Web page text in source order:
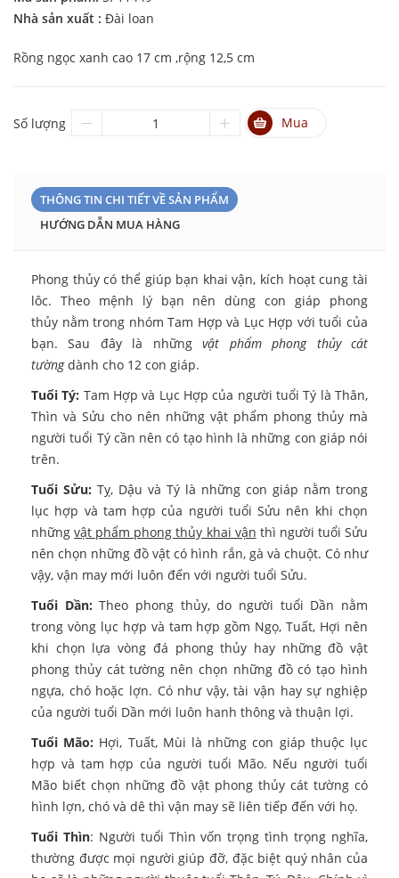
Nhà sản xuất : Đài loan
Rồng ngọc xanh cao 17 cm ,rộng 12,5 cm
Số lượng Mua
THÔNG TIN CHI TIẾT VỀ SẢN PHẨM
HƯỚNG DẪN MUA HÀNG
Phong thủy có thể giúp bạn khai vận, kích hoạt cung tài
lôc. Theo mệnh lý bạn nên dùng con giáp phong
thủy nằm trong nhóm Tam Hợp và Lục Hợp với tuổi của
bạn. Sau đây là nhữngvật phẩm phong thủy cát
tườngdành cho 12 con giáp.
Tuổi Tý: Tam Hợp và Lục Hợp của người tuổi Tý là Thân,
Thìn và Sửu cho nên những vật phẩm phong thủy mà
người tuổi Tý cần nên có tạo hình là những con giáp nói
trên.
Tuổi Sửu: Tỵ, Dậu và Tý là những con giáp nằm trong
lục hợp và tam hợp của người tuổi Sửu nên khi chọn
nhữngvật phẩm phong thủy khai vận thì người tuổi Sửu
nên chọn những đồ vật có hình rắn, gà và chuột. Có như
vậy, vận may mới luôn đến với người tuổi Sửu.
Tuổi Dần: Theo phong thủy, do người tuổi Dần nằm
trong vòng lục hợp và tam hợp gồm Ngọ, Tuất, Hợi nên
khi chọn lựa vòng đá phong thủy hay những đồ vật
phong thủy cát tường nên chọn những đồ có tạo hình
ngựa, chó hoặc lợn. Có như vậy, tài vận hay sự nghiệp
của người tuổi Dần mới luôn hanh thông và thuận lợi.
Tuổi Mão: Hợi, Tuất, Mùi là những con giáp thuộc lục
hợp và tam hợp của người tuổi Mão. Nếu người tuổi
Mão biết chọn những đồ vật phong thủy cát tường có
hình lợn, chó và dê thì vận may sẽ liên tiếp đến với họ.
Tuổi Thìn: Người tuổi Thìn vốn trọng tình trọng nghĩa,
thường được mọi người giúp đỡ, đặc biệt quý nhân của